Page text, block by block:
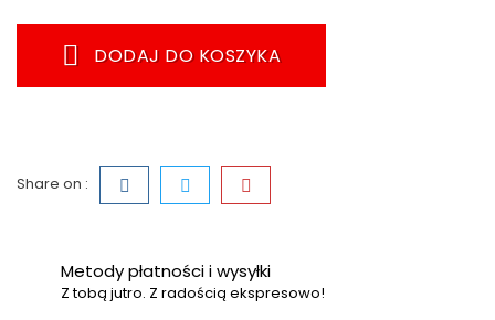
DODAJ DO KOSZYKA
Share on :
Metody płatności i wysyłki
Z tobą jutro. Z radością ekspresowo!